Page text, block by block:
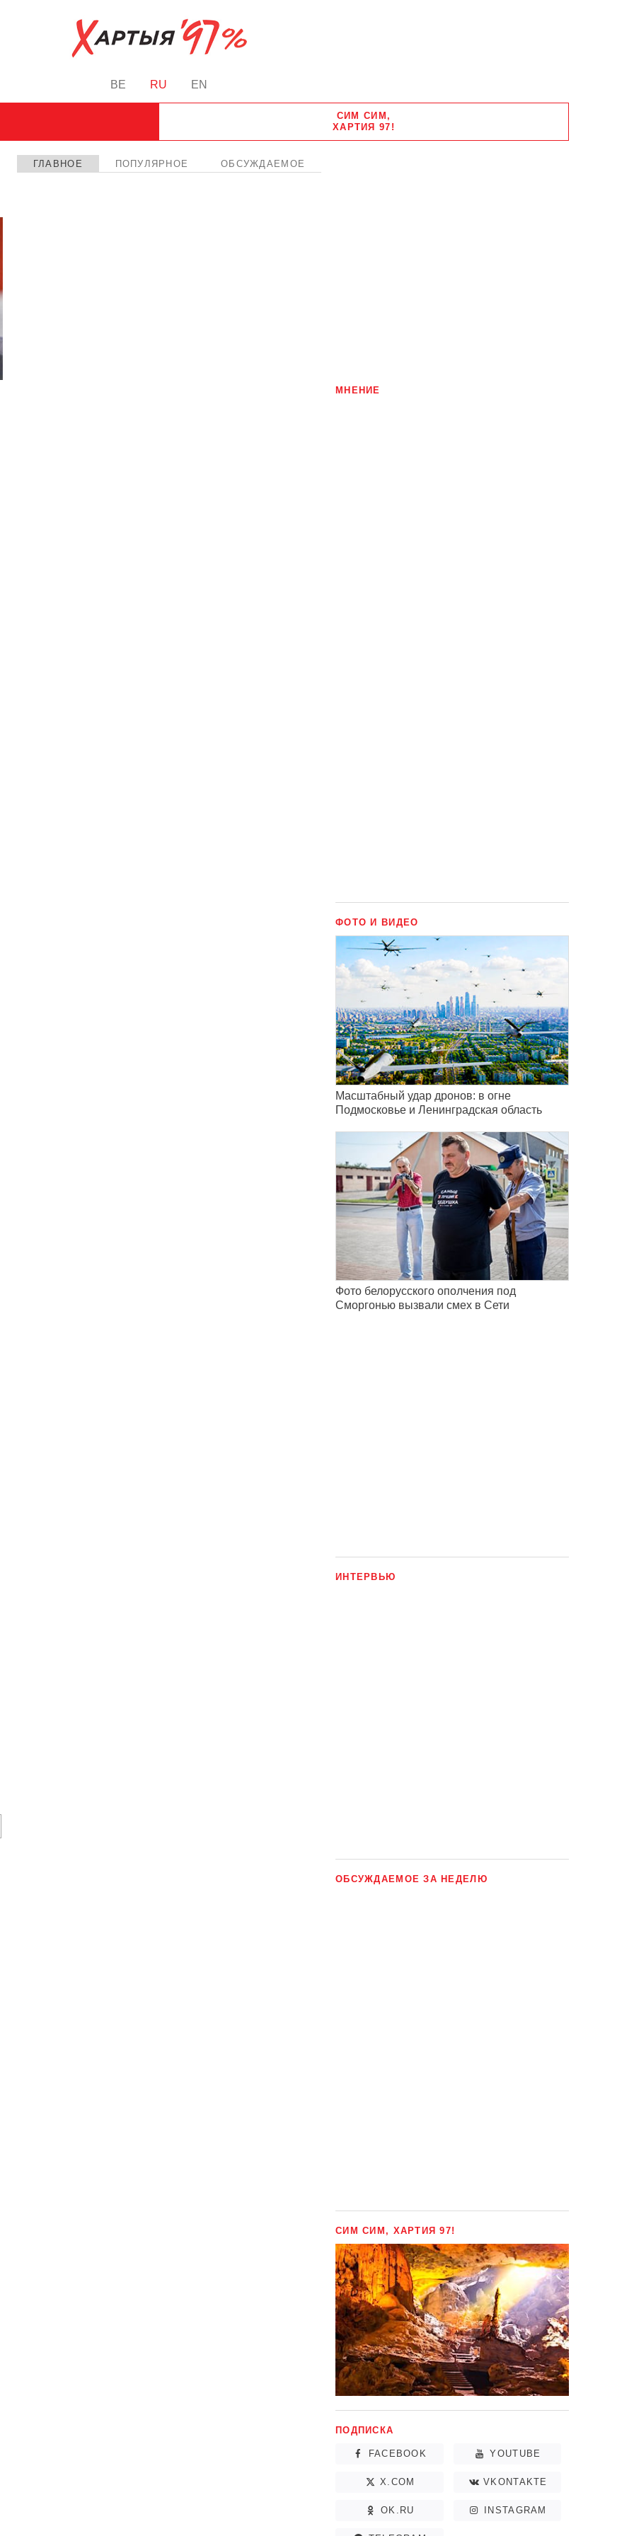
BE RU EN
СИМ СИМ,
ХАРТИЯ 97!
ГЛАВНОЕ ПОПУЛЯРНОЕ ОБСУЖДАЕМОЕ
МНЕНИЕ
ФОТО И ВИДЕО
Масштабный удар дронов: в огне
Подмосковье и Ленинградская область
Фото белорусского ополчения под
Сморгонью вызвали смех в Сети
ИНТЕРВЬЮ
ОБСУЖДАЕМОЕ ЗА НЕДЕЛЮ
СИМ СИМ, ХАРТИЯ 97!
ПОДПИСКА
FACEBOOK YOUTUBE
X.COM VKONTAKTE
OK.RU INSTAGRAM